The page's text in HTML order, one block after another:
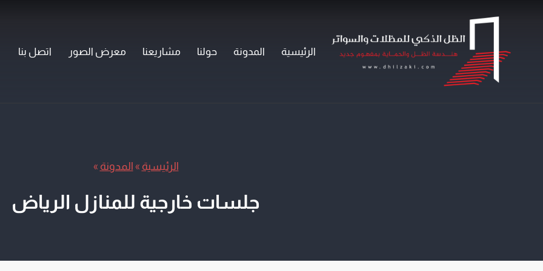
الرئيسية المدونة حولنا مشاريعنا معرض الصور اتصل بنا
الرئيسية » المدونة »
جلسات خارجية للمنازل الرياض